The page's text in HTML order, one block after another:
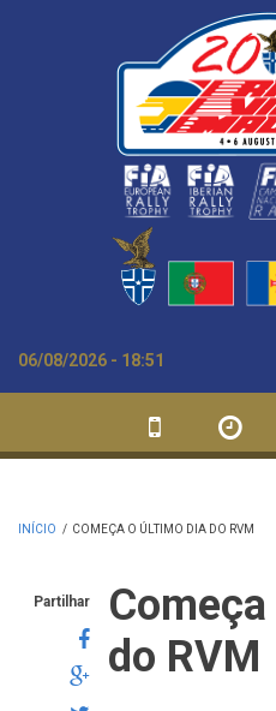
Passar para o conteúdo principal
06/08/2026 - 18:51
INÍCIO / COMEÇA O ÚLTIMO DIA DO RVM
Partilhar
do RVM